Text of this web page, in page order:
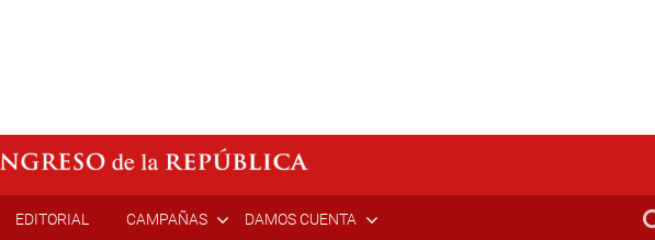
EDITORIAL CAMPAÑAS DAMOS CUENTA